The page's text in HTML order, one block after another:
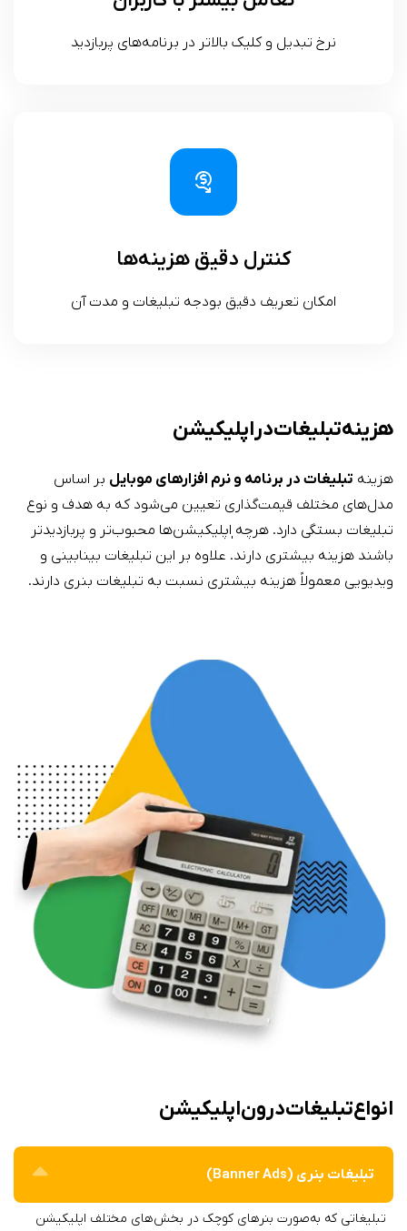
نرخ تبدیل و کلیک بالاتر در برنامه‌های پربازدید
کنترل دقیق هزینه‌ها
امکان تعریف دقیق بودجه تبلیغات و مدت آن
هزینه تبلیغات در اپلیکیشن
هزینه تبلیغات در برنامه و نرم افزارهای موبایل بر اساس
مدل‌های مختلف قیمت‌گذاری تعیین می‌شود که به هدف و نوع
تبلیغات بستگی دارد. هرچه ٖاپلیکیشن‌ها محبوب‌تر و پربازدیدتر
باشند هزینه بیشتری دارند. علاوه بر این تبلیغات بینابینی و
ویدیویی معمولاً هزینه بیشتری نسبت به تبلیغات بنری دارند.
انواع تبلیغات درون اپلیکیشن
تبلیغات بنری (Banner Ads)
تبلیغاتی که به‌صورت بنرهای کوچک در بخش‌های مختلف اپلیکیشن